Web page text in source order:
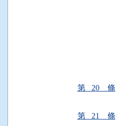
第 20 條
第 21 條